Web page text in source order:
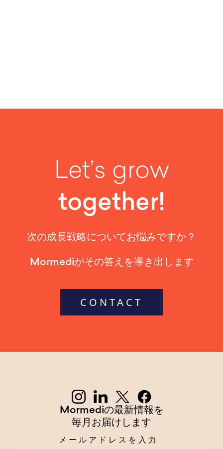
Let’s grow
together!
次の成長戦略についてお悩みですか？
Mormediがその答えを導き出します
CONTACT
Mormediの最新情報を
毎月お届けします